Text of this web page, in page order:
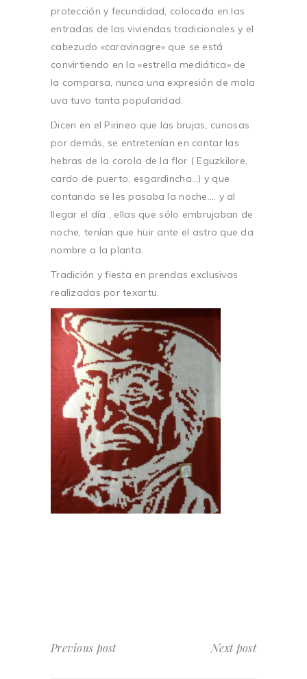
protección y fecundidad, colocada en las
entradas de las viviendas tradicionales y el
cabezudo «caravinagre» que se está
convirtiendo en la «estrella mediática» de
la comparsa, nunca una expresión de mala
uva tuvo tanta popularidad.
Dicen en el Pirineo que las brujas, curiosas
por demás, se entretenían en contar las
hebras de la corola de la flor ( Eguzkilore,
cardo de puerto, esgardincha…) y que
contando se les pasaba la noche…. y al
llegar el día , ellas que sólo embrujaban de
noche, tenían que huir ante el astro que da
nombre a la planta.
Tradición y fiesta en prendas exclusivas
realizadas por texartu.
Previous post Next post